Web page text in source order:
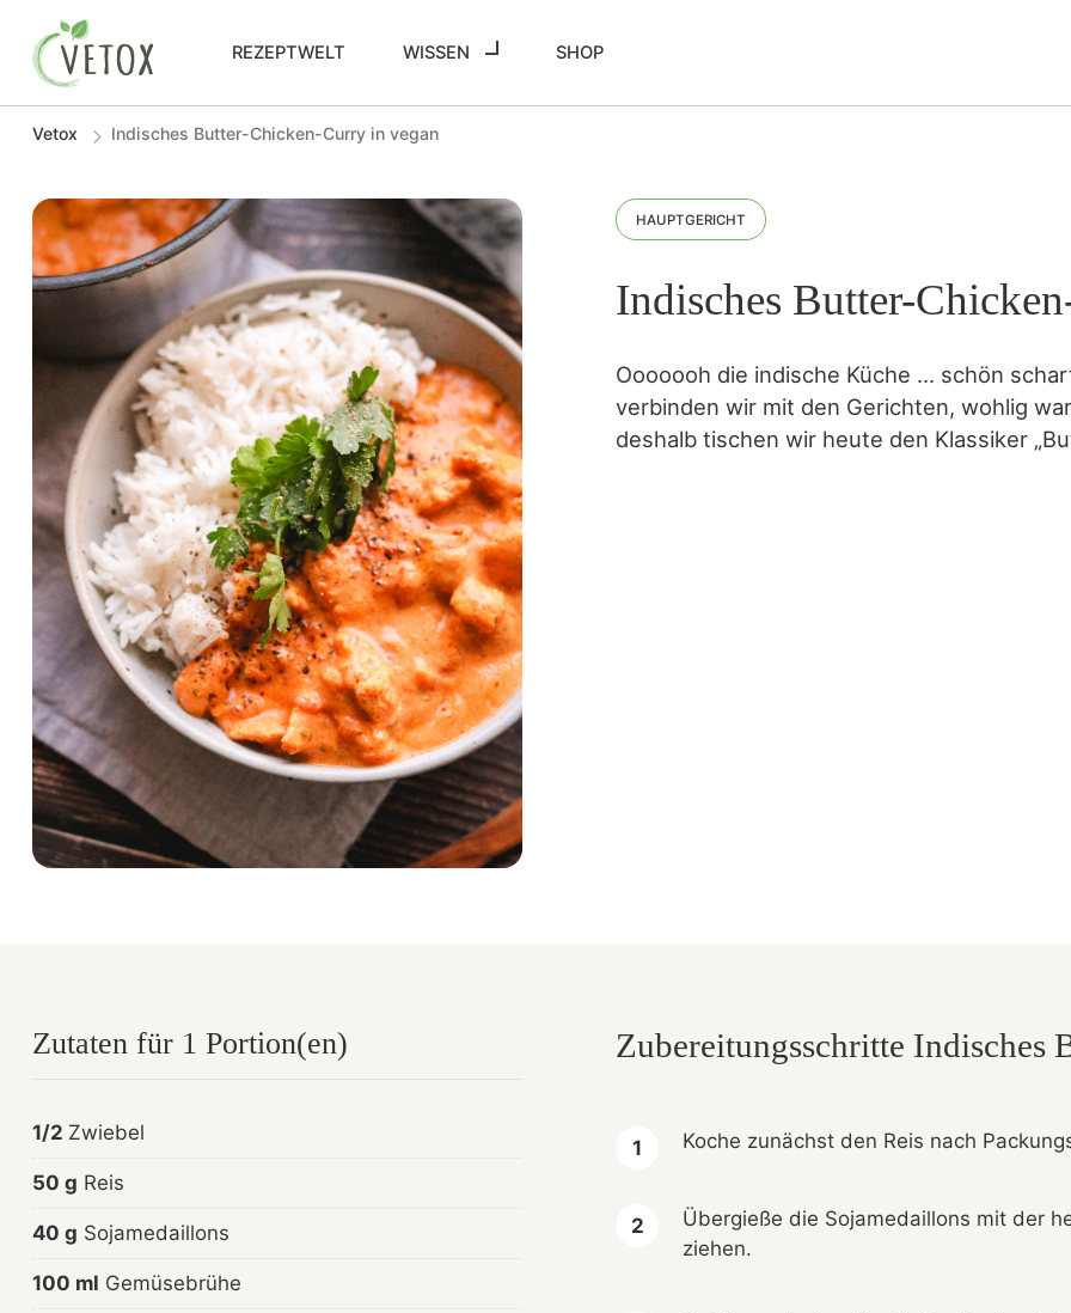
REZEPTWELT WISSEN SHOP
Vetox Indisches Butter-Chicken-Curry in vegan
HAUPTGERICHT
Indisches Butter-
Ooooooh die indische Küche … schön
verbinden wir mit den Gerichten, wohlig
deshalb tischen wir heute den Klassiker
Zutaten für 1 Portion(en)
1/2 Zwiebel
50 g Reis
40 g Sojamedaillons
100 ml Gemüsebrühe
Zubereitungsschritte Indisches
Koche zunächst den Reis nach
Übergieße die Sojamedaillons mit der
ziehen.